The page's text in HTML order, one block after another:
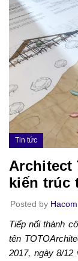
Tin tức
Architect
kiến trúc
Posted by
Tiếp nối thành
tên
2017, ngày 8/